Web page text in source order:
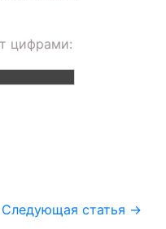
цифрами:
Следующая статья →